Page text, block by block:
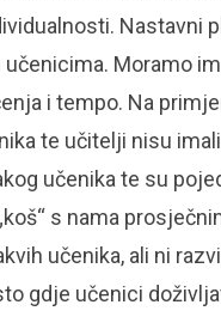
Nastavni
Moramo
i tempo. Na
te učitelji nisu
učenika te su
s nama
učenika, ali ni
gdje učenici